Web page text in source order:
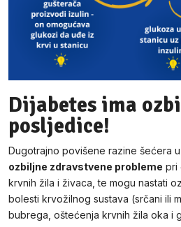
Dijabetes ima
posljedice!
Dugotrajno povišene razine šećera
ozbiljne zdravstvene probleme pri
krvnih žila i živaca, te mogu nastati
bolesti krvožilnog sustava (srčani ili
bubrega, oštećenja krvnih žila oka i